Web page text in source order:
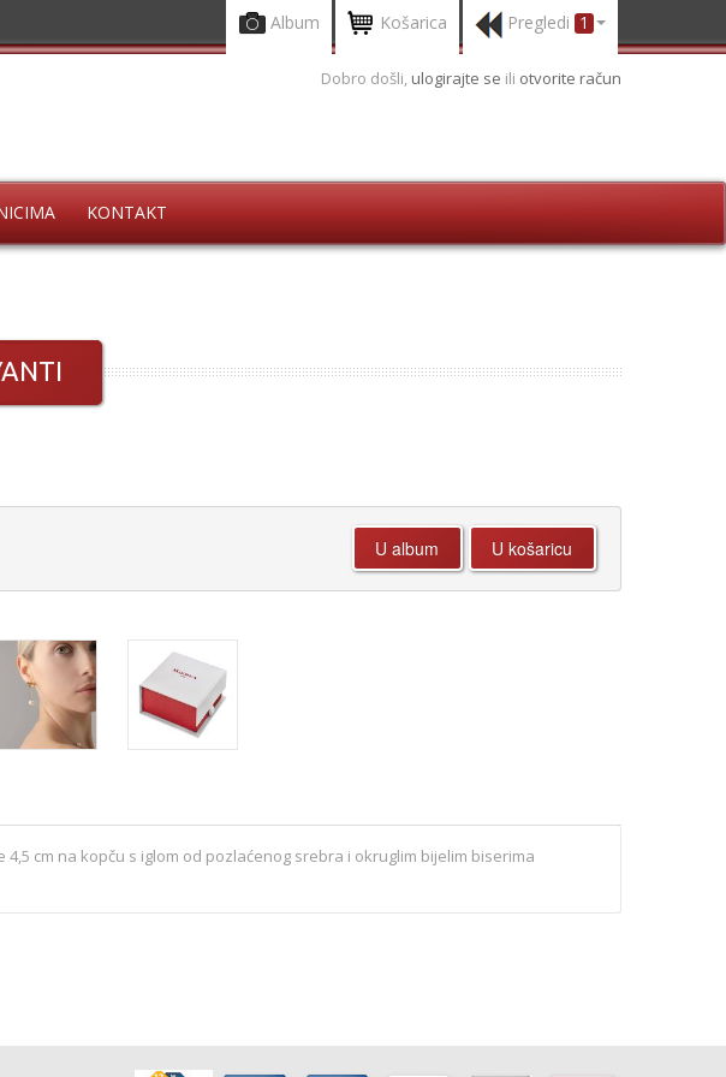
Album Košarica Pregledi 1
Dobro došli, ulogirajte se ili otvorite račun
KONTAKT
4,5 cm na kopču s iglom od pozlaćenog srebra i okruglim bijelim biserima